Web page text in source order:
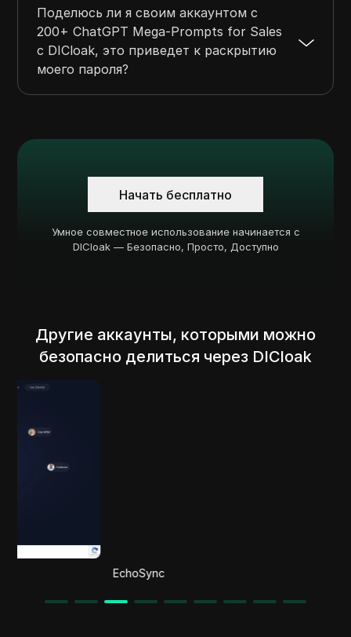
Поделюсь ли я своим аккаунтом с
200+ ChatGPT Mega-Prompts for Sales
с DICloak, это приведет к раскрытию
моего пароля?
Начать бесплатно
Умное совместное использование начинается с
DICloak — Безопасно, Просто, Доступно
Другие аккаунты, которыми можно
безопасно делиться через DICloak